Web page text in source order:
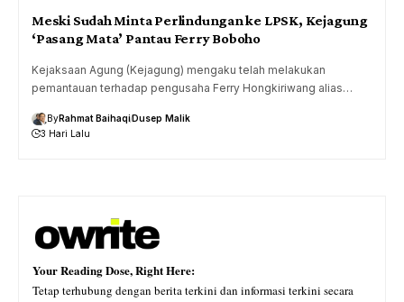
Meski Sudah Minta Perlindungan ke LPSK, Kejagung
‘Pasang Mata’ Pantau Ferry Boboho
Kejaksaan Agung (Kejagung) mengaku telah melakukan
pemantauan terhadap pengusaha Ferry Hongkiriwang alias…
ByRahmat BaihaqiDusep Malik
3 Hari Lalu
Your Reading Dose, Right Here:
Tetap terhubung dengan berita terkini dan informasi terkini secara